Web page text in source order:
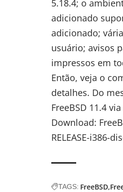
5.18.4; o
adicionado
adicionado;
usuário; avisos
impressos em
Então, veja o
detalhes. Do
FreeBSD 11.4 via
Download:
RELEASE-i386-
TAGS: FreeBSD